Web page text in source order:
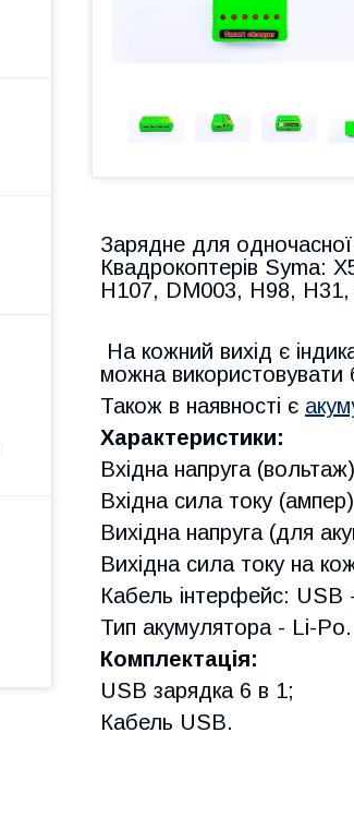
Зарядне для
Квадрокоптерів Syma:
H107, DM003, H98,
На кожний вихід є
можна
Також в наявності є
Характеристики:
Вхідна напруга
Вхідна сила току
Вихідна напруга (для
Вихідна сила току на
Кабель інтерфейс: USB
Тип акумулятора - Li-Po.
Комплектація:
USB зарядка 6 в 1;
Кабель USB.